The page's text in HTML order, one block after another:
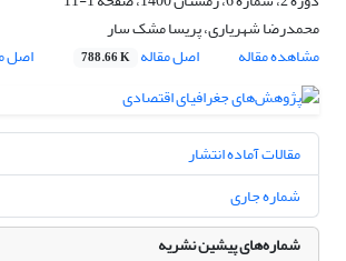
محمدرضا شهریاری، پریسا مشک سار
مشاهده مقاله
اصل مقاله 788.66 K اصل
مقالات آماده انتشار
شماره جاری
شماره‌های پیشین نشریه